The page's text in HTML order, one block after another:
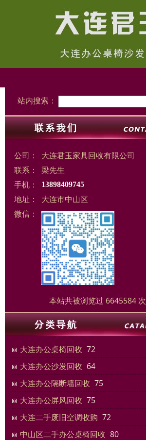
站内搜索：
公司：
大连君玉家具回收有限公司
联系：
梁先生
手机：
13898409745
地址：
大连市中山区
微信：
本站共被浏览过 6645584 次
大连办公桌椅回收 72
大连办公沙发回收 64
大连办公隔断墙回收 75
大连办公屏风回收 75
大连二手废旧空调收购 72
中山区二手办公桌椅回收 80